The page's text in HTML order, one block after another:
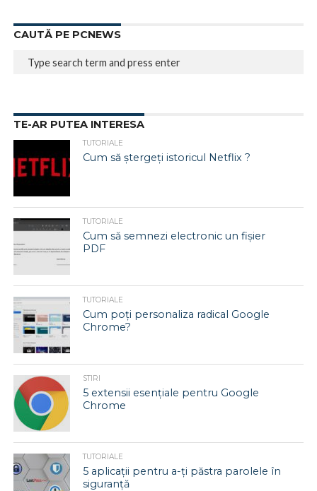
CAUTĂ PE PCNEWS
TE-AR PUTEA INTERESA
TUTORIALE
Cum să ștergeți istoricul Netflix ?
TUTORIALE
Cum să semnezi electronic un fișier
PDF
TUTORIALE
Cum poți personaliza radical Google
Chrome?
STIRI
5 extensii esențiale pentru Google
Chrome
TUTORIALE
5 aplicații pentru a-ți păstra parolele în
siguranță